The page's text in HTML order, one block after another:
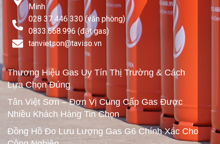
Minh
028 37 446 330 (văn phòng)
0833.668.996 (đặt gas)
tanvietson@taviso.vn​
Thương Hiệu Gas Uy Tín Thị Trường & Cách
Lựa Chọn Đúng
Tân Việt Sơn – Đơn Vị Cung Cấp Gas Được
Nhiều Khách Hàng Tin Chọn
Đồng Hồ Đo Lưu Lượng Gas G6 Chính Xác Cho